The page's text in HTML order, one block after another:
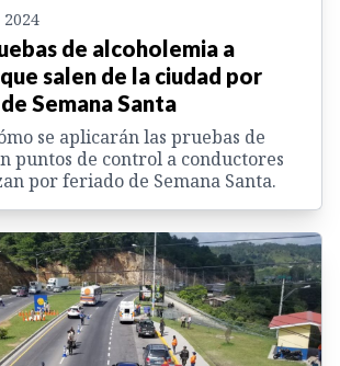
2024
de alcoholemia a
salen de la ciudad por
Semana Santa
se aplicarán las pruebas de
puntos de control a conductores
por feriado de Semana Santa.